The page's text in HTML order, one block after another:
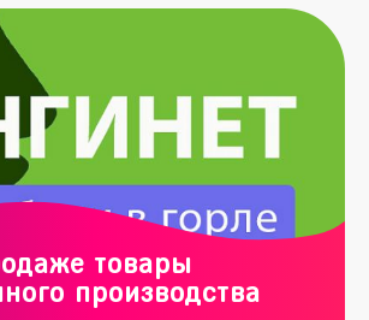
товары
производства